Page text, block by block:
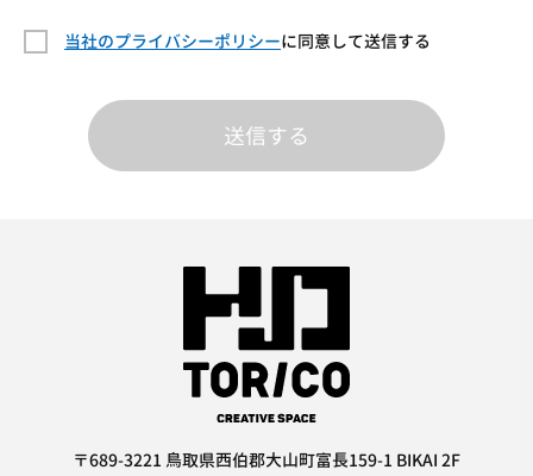
当社のプライバシーポリシーに同意して送信する
送信する
〒689-3221 鳥取県西伯郡大山町富長159-1 BIKAI 2F